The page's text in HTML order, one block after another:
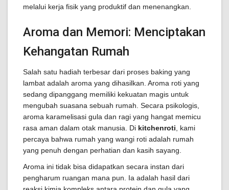
melalui kerja fisik yang produktif dan menenangkan.
Aroma dan Memori: Menciptakan
Kehangatan Rumah
Salah satu hadiah terbesar dari proses baking yang
lambat adalah aroma yang dihasilkan. Aroma roti yang
sedang dipanggang memiliki kekuatan magis untuk
mengubah suasana sebuah rumah. Secara psikologis,
aroma karamelisasi gula dan ragi yang hangat memicu
rasa aman dalam otak manusia. Di kitchenroti , kami
percaya bahwa rumah yang wangi roti adalah rumah
yang penuh dengan perhatian dan kasih sayang.
Aroma ini tidak bisa didapatkan secara instan dari
pengharum ruangan mana pun. Ia adalah hasil dari